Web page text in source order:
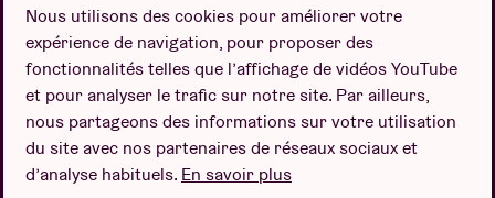
Politique de confidentialité
Politique de cookies
Conditions de vente
Design par
Nous utilisons des cookies pour améliorer votre
expérience de navigation, pour proposer des
fonctionnalités telles que l’affichage de vidéos YouTube
et pour analyser le trafic sur notre site. Par ailleurs,
nous partageons des informations sur votre utilisation
du site avec nos partenaires de réseaux sociaux et
d’analyse habituels. En savoir plus